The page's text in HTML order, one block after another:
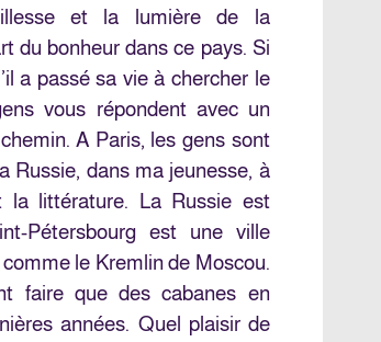
et la lumière de la
du bonheur dans ce pays. Si
a passé sa vie à chercher le
vous répondent avec un
A Paris, les gens sont
Russie, dans ma jeunesse, à
la littérature. La Russie est
Pétersbourg est une ville
le Kremlin de Moscou.
faire que des cabanes en
années. Quel plaisir de